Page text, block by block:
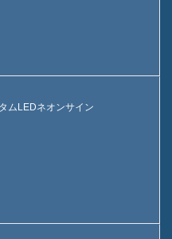
ムLEDネオンサイン